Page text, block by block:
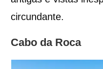
circundante.
Cabo da Roca